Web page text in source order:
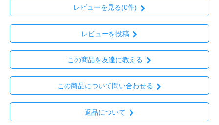
レビューを見る(0件)
レビューを投稿
この商品を友達に教える
この商品について問い合わせる
返品について